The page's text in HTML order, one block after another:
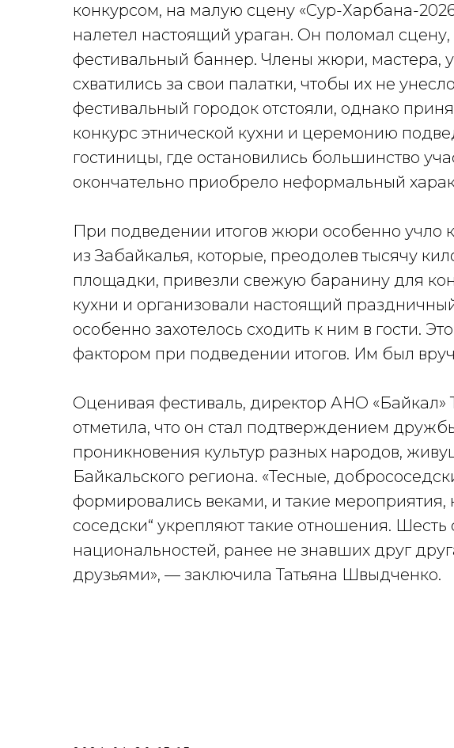
конкурсом, на малую сцену «Сур-Харбана-
налетел настоящий ураган. Он поломал
фестивальный баннер. Члены жюри, мастера,
схватились за свои палатки, чтобы их не
фестивальный городок отстояли, однако
конкурс этнической кухни и церемонию
гостиницы, где остановились большинство
окончательно приобрело неформальный
При подведении итогов жюри особенно учло
из Забайкалья, которые, преодолев тысячу
площадки, привезли свежую баранину для
кухни и организовали настоящий
особенно захотелось сходить к ним в гости.
фактором при подведении итогов. Им был
Оценивая фестиваль, директор АНО «Байкал»
отметила, что он стал подтверждением
проникновения культур разных народов,
Байкальского региона. «Тесные,
формировались веками, и такие мероприятия,
соседски“ укрепляют такие отношения.
национальностей, ранее не знавших друг
друзьями», — заключила Татьяна Швыдченко.